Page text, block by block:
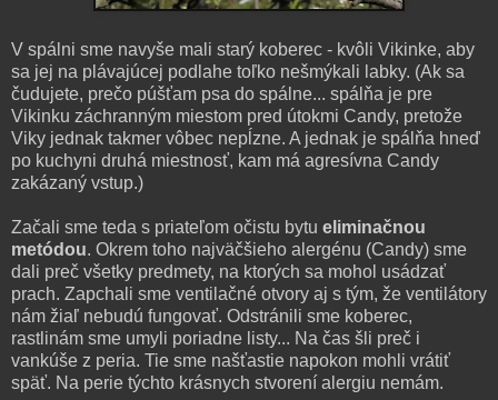
V spálni sme navyše mali starý koberec - kvôli Vikinke, aby
sa jej na plávajúcej podlahe toľko nešmýkali labky. (Ak sa
čudujete, prečo púšťam psa do spálne... spálňa je pre
Vikinku záchranným miestom pred útokmi Candy, pretože
Viky jednak takmer vôbec nepĺzne. A jednak je spálňa hneď
po kuchyni druhá miestnosť, kam má agresívna Candy
zakázaný vstup.)
Začali sme teda s priateľom očistu bytu eliminačnou
metódou. Okrem toho najväčšieho alergénu (Candy) sme
dali preč všetky predmety, na ktorých sa mohol usádzať
prach. Zapchali sme ventilačné otvory aj s tým, že ventilátory
nám žiaľ nebudú fungovať. Odstránili sme koberec,
rastlinám sme umyli poriadne listy... Na čas šli preč i
vankúše z peria. Tie sme našťastie napokon mohli vrátiť
späť. Na perie týchto krásnych stvorení alergiu nemám.